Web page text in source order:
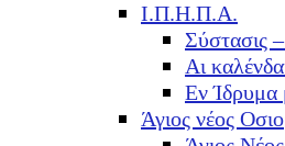
Ι.Π.Η.Π.Α.
Σύστασις
Αι
Εν Ίδρυμα
Άγιος νέος